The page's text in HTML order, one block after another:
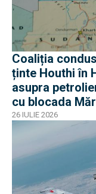
Coaliția
ținte Houthi în
asupra
cu blocada
26 IULIE 2026